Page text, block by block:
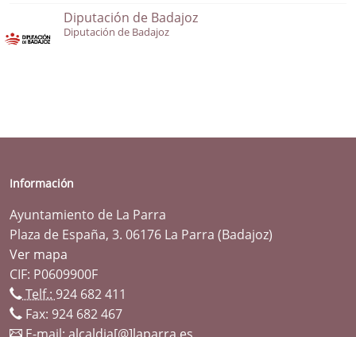
Diputación de Badajoz
Diputación de Badajoz
Información
Ayuntamiento de La Parra
Plaza de España, 3. 06176 La Parra (Badajoz)
Ver mapa
CIF: P0609900F
Telf.: 924 682 411
Fax: 924 682 467